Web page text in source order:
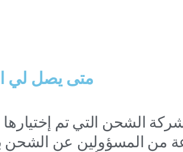
متى يصل لي
الشحن التي تم
من المسؤولين عن الشحن